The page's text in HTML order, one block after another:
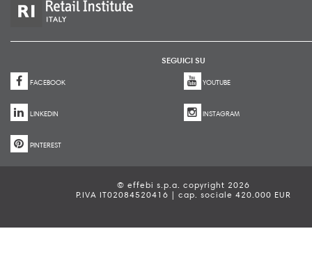
SEGUICI SU
FACEBOOK YOUTUBE
LINKEDIN INSTAGRAM
PINTEREST
© effebi s.p.a. copyright 2026
P.IVA IT02084520416 | cap. sociale 420.000 EUR